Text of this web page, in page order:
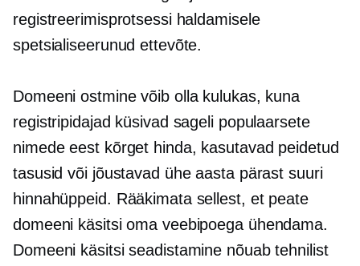
registreerimisprotsessi haldamisele
spetsialiseerunud ettevõte.
Domeeni ostmine võib olla kulukas, kuna
registripidajad küsivad sageli populaarsete
nimede eest kõrget hinda, kasutavad peidetud
tasusid või jõustavad ühe aasta pärast suuri
hinnahüppeid. Rääkimata sellest, et peate
domeeni käsitsi oma veebipoega ühendama.
Domeeni käsitsi seadistamine nõuab tehnilist